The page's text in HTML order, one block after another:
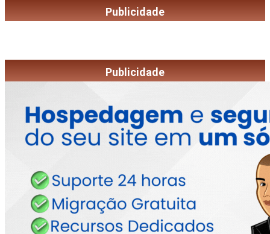
Publicidade
Publicidade